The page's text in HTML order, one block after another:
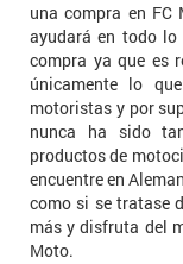
una compra en
ayudará en todo lo
compra ya que es
únicamente lo
motoristas y por
nunca ha sido
productos de
encuentre en
como si se tratase
más y disfruta del
Moto.